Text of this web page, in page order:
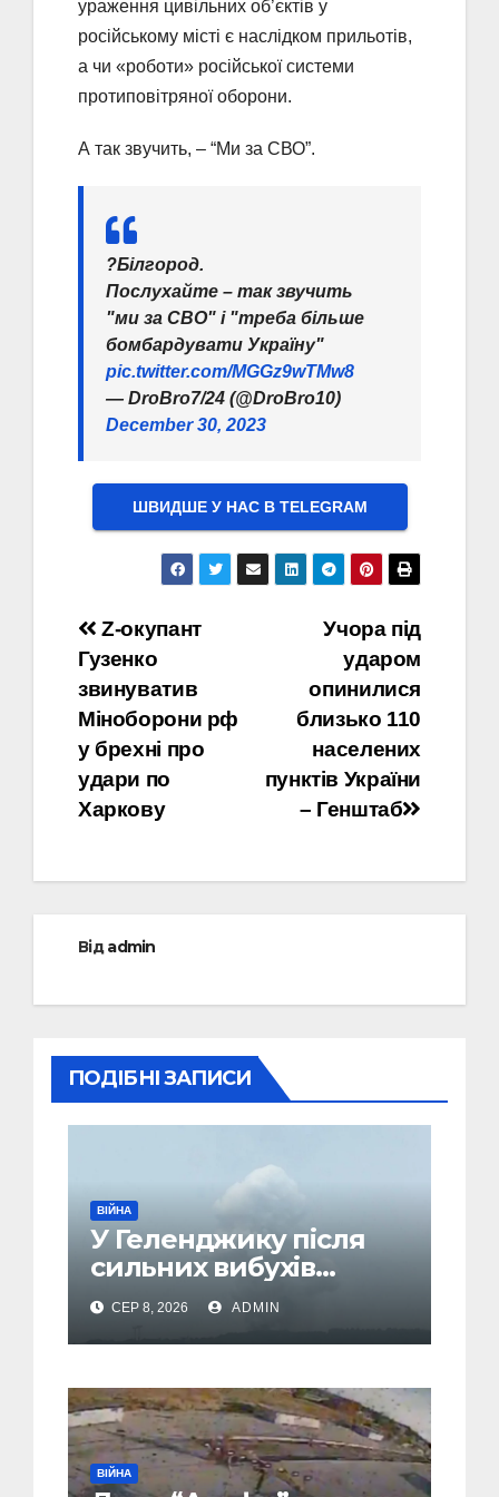
ураження цивільних об’єктів у
російському місті є наслідком прильотів,
а чи «роботи» російської системи
протиповітряної оборони.
А так звучить, – “Ми за СВО”.
?Білгород.
Послухайте – так звучить
"ми за СВО" і "треба більше
бомбардувати Україну"
pic.twitter.com/MGGz9wTMw8
— DroBro7/24 (@DroBro10)
December 30, 2023
ШВИДШЕ У НАС В ТELEGRAM
Навігація
записів
Учора під
ударом
опинилися
близько 110
населених
пунктів України
– Генштаб
Z-окупант
Гузенко
звинуватив
Міноборони рф
у брехні про
удари по
Харкову
Відadmin
ПОДІБНІ ЗАПИСИ
ВІЙНА
У Геленджику після
сильних вибухів
почалася масова
евакуація
СЕР 8, 2026 ADMIN
ВІЙНА